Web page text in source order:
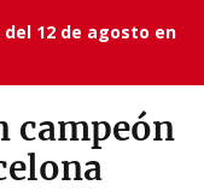
12 de agosto en
campeón